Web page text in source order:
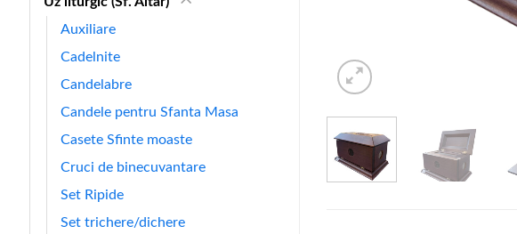
Auxiliare
Cadelnite
Candelabre
Candele pentru Sfanta Masa
Casete Sfinte moaste
Cruci de binecuvantare
Set Ripide
Set trichere/dichere